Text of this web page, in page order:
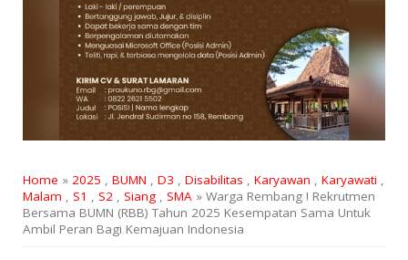
Home » 2025 , BUMN , D3 , Disabilitas , Karyawan , Karyawati ,
Malam , S1 , S2, Siang, SMA» Warga Rembang ! Rekrutmen
Bersama BUMN (RBB) Tahun 2025 Kesempatan Sama Untuk
Ambil Peran Bagi Kemajuan Indonesia